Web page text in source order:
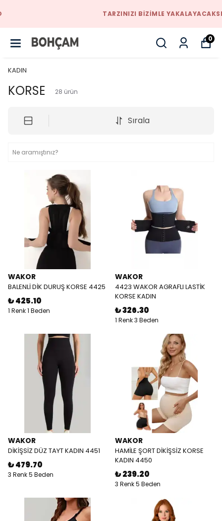
TARZINIZI BIZIMLE YAKALAYACAKSINIZ
0
KADIN
KORSE 28 ürün
Sırala
WAKOR
BALENLİ DİK DURUŞ KORSE 4425
₺ 425.10
1 Renk 1 Beden
WAKOR
4423 WAKOR AGRAFLI LASTİK
KORSE KADIN
₺ 326.30
1 Renk 3 Beden
WAKOR
DİKİŞSİZ DÜZ TAYT KADIN 4451
₺ 479.70
3 Renk 5 Beden
WAKOR
HAMİLE ŞORT DİKİŞSİZ KORSE
KADIN 4450
₺ 239.20
3 Renk 5 Beden